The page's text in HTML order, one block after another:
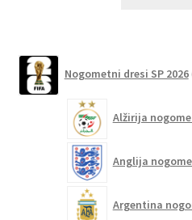
Nogometni dresi SP 2026
Alžirija
Anglija
Argentina